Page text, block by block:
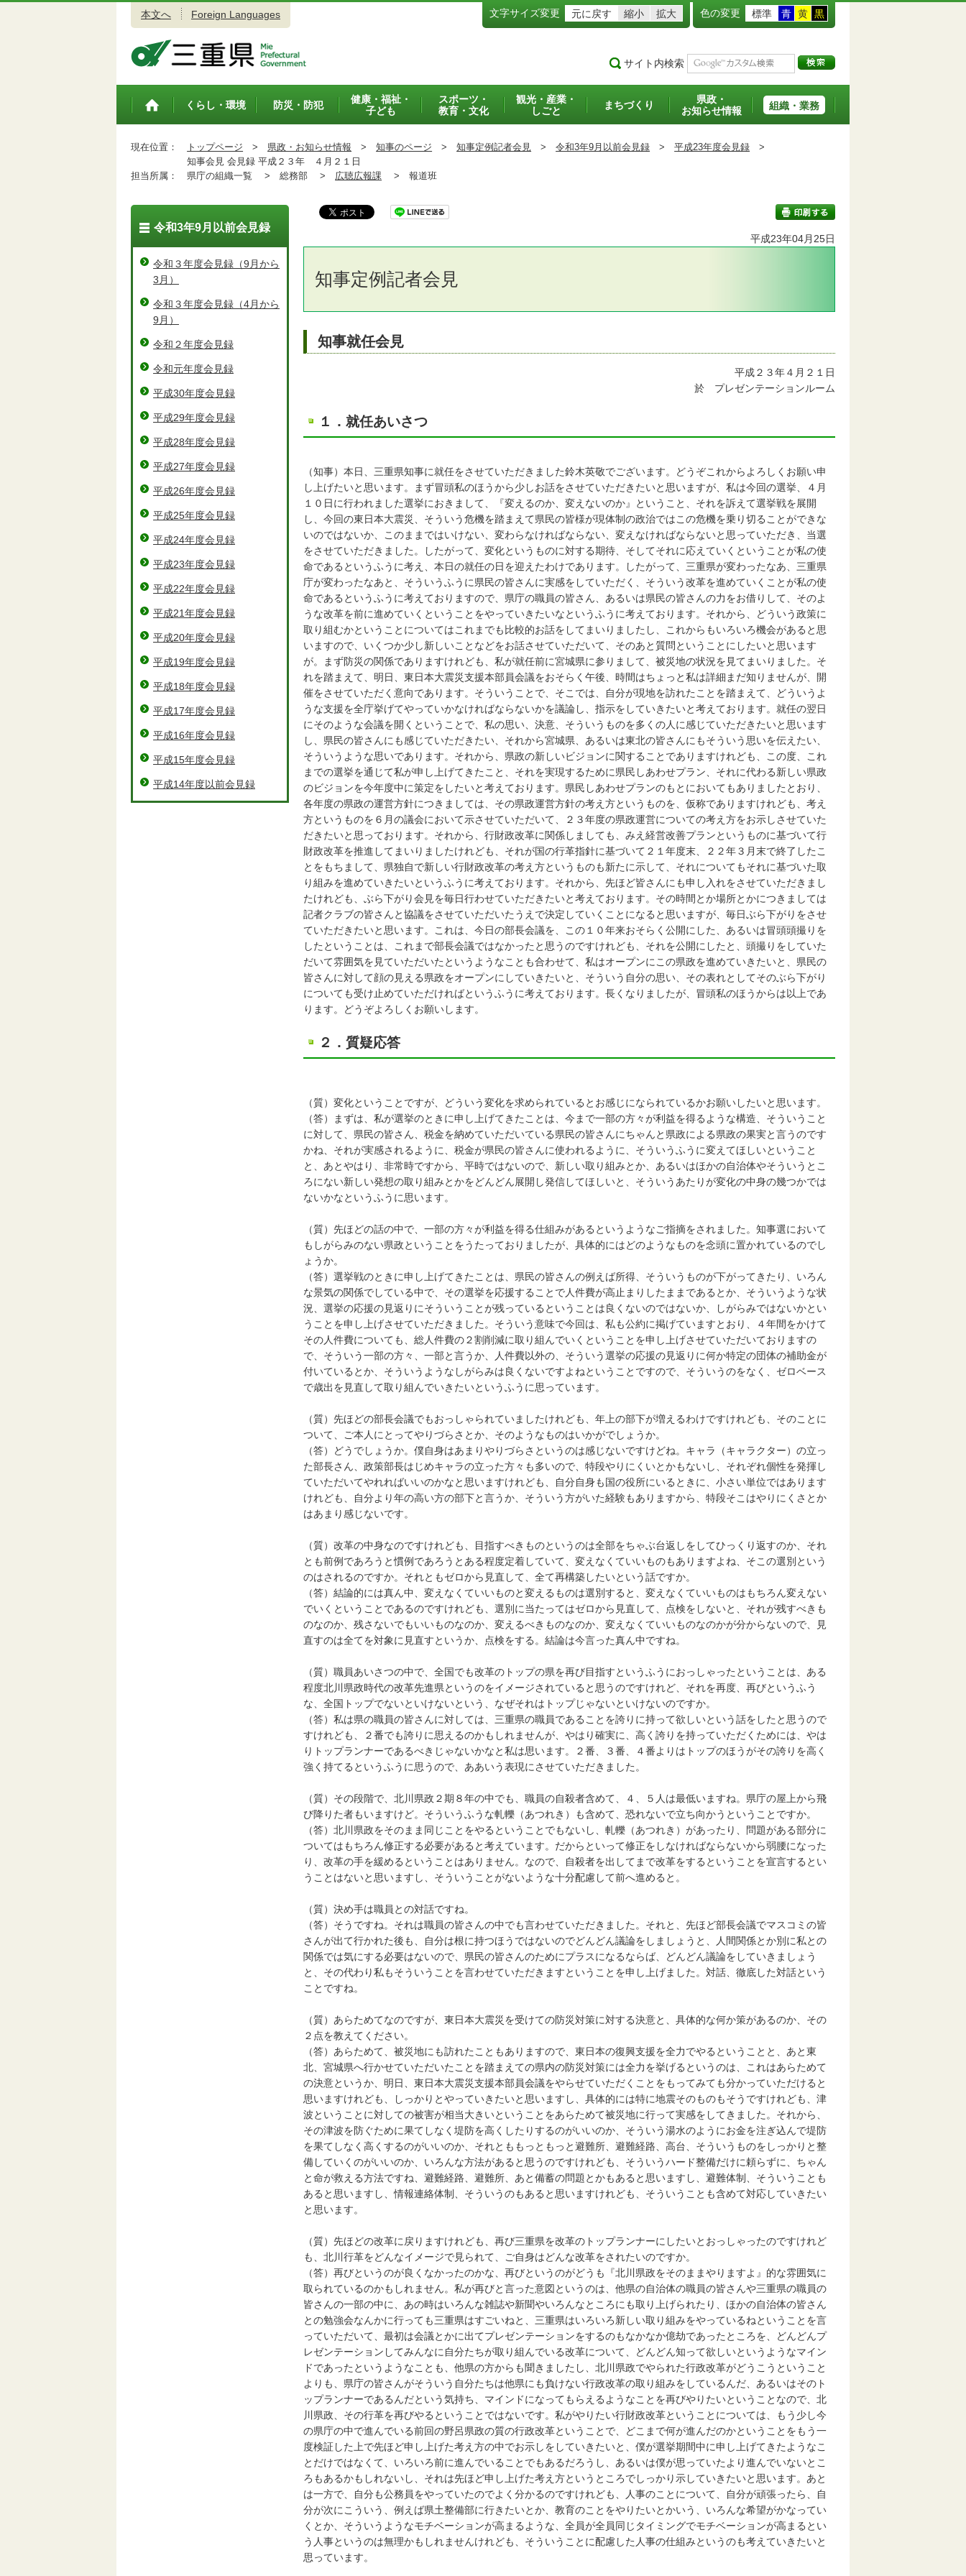
本文へ Foreign Languages 文字サイズ変更 元に戻す 縮小 拡大 色の変更 標準 青 黄 黒
サイト内検索
トップペ
くらし・環境 防災・防犯
健康・福祉・
子ども
スポーツ・
教育・文化
観光・産業・
しごと
まちづくり
県政・
お知らせ情報
組織・業務
現在位置： トップページ > 県政・お知らせ情報 > 知事のページ > 知事定例記者会見 > 令和3年9月以前会見録 > 平成23年度会見録 >
知事会見 会見録 平成２３年 ４月２１日
担当所属：
県庁の組織一覧 > 総務部 > 広聴広報課 > 報道班
平成23年04月25日
知事定例記者会見
知事就任会見
平成２３年４月２１日
於 プレゼンテーションルーム
１．就任あいさつ
（知事）本日、三重県知事に就任をさせていただきました鈴木英敬でございます。どうぞこれからよろしくお願い申
し上げたいと思います。まず冒頭私のほうから少しお話をさせていただきたいと思いますが、私は今回の選挙、４月
１０日に行われました選挙におきまして、『変えるのか、変えないのか』ということ、それを訴えて選挙戦を展開
し、今回の東日本大震災、そういう危機を踏まえて県民の皆様が現体制の政治ではこの危機を乗り切ることができな
いのではないか、このままではいけない、変わらなければならない、変えなければならないと思っていただき、当選
をさせていただきました。したがって、変化というものに対する期待、そしてそれに応えていくということが私の使
命であるというふうに考え、本日の就任の日を迎えたわけであります。したがって、三重県が変わったなあ、三重県
庁が変わったなあと、そういうふうに県民の皆さんに実感をしていただく、そういう改革を進めていくことが私の使
命であるというふうに考えておりますので、県庁の職員の皆さん、あるいは県民の皆さんの力をお借りして、そのよ
うな改革を前に進めていくということをやっていきたいなというふうに考えております。それから、どういう政策に
取り組むかということについてはこれまでも比較的お話をしてまいりましたし、これからもいろいろ機会があると思
いますので、いくつか少し新しいことなどをお話させていただいて、そのあと質問ということにしたいと思います
が。まず防災の関係でありますけれども、私が就任前に宮城県に参りまして、被災地の状況を見てまいりました。そ
れを踏まえて、明日、東日本大震災支援本部員会議をおそらく午後、時間はちょっと私は詳細まだ知りませんが、開
催をさせていただく意向であります。そういうことで、そこでは、自分が現地を訪れたことを踏まえて、どういうよ
うな支援を全庁挙げてやっていかなければならないかを議論し、指示をしていきたいと考えております。就任の翌日
にそのような会議を開くということで、私の思い、決意、そういうものを多くの人に感じていただきたいと思います
し、県民の皆さんにも感じていただきたい、それから宮城県、あるいは東北の皆さんにもそういう思いを伝えたい、
そういうような思いであります。それから、県政の新しいビジョンに関することでありますけれども、この度、これ
までの選挙を通じて私が申し上げてきたこと、それを実現するために県民しあわせプラン、それに代わる新しい県政
のビジョンを今年度中に策定をしたいと考えております。県民しあわせプランのもとにおいてもありましたとおり、
各年度の県政の運営方針につきましては、その県政運営方針の考え方というものを、仮称でありますけれども、考え
方というものを６月の議会において示させていただいて、２３年度の県政運営についての考え方をお示しさせていた
だきたいと思っております。それから、行財政改革に関係しましても、みえ経営改善プランというものに基づいて行
財政改革を推進してまいりましたけれども、それが国の行革指針に基づいて２１年度末、２２年３月末で終了したこ
とをもちまして、県独自で新しい行財政改革の考え方というものも新たに示して、それについてもそれに基づいた取
り組みを進めていきたいというふうに考えております。それから、先ほど皆さんにも申し入れをさせていただきまし
たけれども、ぶら下がり会見を毎日行わせていただきたいと考えております。その時間とか場所とかにつきましては
記者クラブの皆さんと協議をさせていただいたうえで決定していくことになると思いますが、毎日ぶら下がりをさせ
ていただきたいと思います。これは、今日の部長会議を、この１０年来おそらく公開にした、あるいは冒頭頭撮りを
したということは、これまで部長会議ではなかったと思うのですけれども、それを公開にしたと、頭撮りをしていた
だいて雰囲気を見ていただいたというようなことも合わせて、私はオープンにこの県政を進めていきたいと、県民の
皆さんに対して顔の見える県政をオープンにしていきたいと、そういう自分の思い、その表れとしてそのぶら下がり
についても受け止めていただければというふうに考えております。長くなりましたが、冒頭私のほうからは以上であ
ります。どうぞよろしくお願いします。
２．質疑応答
（質）変化ということですが、どういう変化を求められているとお感じになられているかお願いしたいと思います。
（答）まずは、私が選挙のときに申し上げてきたことは、今まで一部の方々が利益を得るような構造、そういうこと
に対して、県民の皆さん、税金を納めていただいている県民の皆さんにちゃんと県政による県政の果実と言うのです
かね、それが実感されるように、税金が県民の皆さんに使われるように、そういうふうに変えてほしいということ
と、あとやはり、非常時ですから、平時ではないので、新しい取り組みとか、あるいはほかの自治体やそういうとこ
ろにない新しい発想の取り組みとかをどんどん展開し発信してほしいと、そういうあたりが変化の中身の幾つかでは
ないかなというふうに思います。
（質）先ほどの話の中で、一部の方々が利益を得る仕組みがあるというようなご指摘をされました。知事選において
もしがらみのない県政ということをうたっておりましたが、具体的にはどのようなものを念頭に置かれているのでし
ょうか。
（答）選挙戦のときに申し上げてきたことは、県民の皆さんの例えば所得、そういうものが下がってきたり、いろん
な景気の関係でしている中で、その選挙を応援することで人件費が高止まりしたままであるとか、そういうような状
況、選挙の応援の見返りにそういうことが残っているということは良くないのではないか、しがらみではないかとい
うことを申し上げさせていただきました。そういう意味で今回は、私も公約に掲げていますとおり、４年間をかけて
その人件費についても、総人件費の２割削減に取り組んでいくということを申し上げさせていただいておりますの
で、そういう一部の方々、一部と言うか、人件費以外の、そういう選挙の応援の見返りに何か特定の団体の補助金が
付いているとか、そういうようなしがらみは良くないですよねということですので、そういうのをなく、ゼロベース
で歳出を見直して取り組んでいきたいというふうに思っています。
（質）先ほどの部長会議でもおっしゃられていましたけれども、年上の部下が増えるわけですけれども、そのことに
ついて、ご本人にとってやりづらさとか、そのようなものはいかがでしょうか。
（答）どうでしょうか。僕自身はあまりやりづらさというのは感じないですけどね。キャラ（キャラクター）の立っ
た部長さん、政策部長はじめキャラの立った方々も多いので、特段やりにくいとかもないし、それぞれ個性を発揮し
ていただいてやれればいいのかなと思いますけれども、自分自身も国の役所にいるときに、小さい単位ではあります
けれども、自分より年の高い方の部下と言うか、そういう方がいた経験もありますから、特段そこはやりにくさとか
はあまり感じないです。
（質）改革の中身なのですけれども、目指すべきものというのは全部をちゃぶ台返しをしてひっくり返すのか、それ
とも前例であろうと慣例であろうとある程度定着していて、変えなくていいものもありますよね、そこの選別という
のはされるのですか。それともゼロから見直して、全て再構築したいという話ですか。
（答）結論的には真ん中、変えなくていいものと変えるものは選別すると、変えなくていいものはもちろん変えない
でいくということであるのですけれども、選別に当たってはゼロから見直して、点検をしないと、それが残すべきも
のなのか、残さないでもいいものなのか、変えるべきものなのか、変えなくていいものなのかが分からないので、見
直すのは全てを対象に見直すというか、点検をする。結論は今言った真ん中ですね。
（質）職員あいさつの中で、全国でも改革のトップの県を再び目指すというふうにおっしゃったということは、ある
程度北川県政時代の改革先進県というのをイメージされていると思うのですけれど、それを再度、再びというふう
な、全国トップでないといけないという、なぜそれはトップじゃないといけないのですか。
（答）私は県の職員の皆さんに対しては、三重県の職員であることを誇りに持って欲しいという話をしたと思うので
すけれども、２番でも誇りに思えるのかもしれませんが、やはり確実に、高く誇りを持っていただくためには、やは
りトップランナーであるべきじゃないかなと私は思います。２番、３番、４番よりはトップのほうがその誇りを高く
強く持てるというふうに思うので、ああいう表現にさせていただきました。
（質）その段階で、北川県政２期８年の中でも、職員の自殺者含めて、４、５人は最低いますね。県庁の屋上から飛
び降りた者もいますけど。そういうふうな軋轢（あつれき）も含めて、恐れないで立ち向かうということですか。
（答）北川県政をそのまま同じことをやるということでもないし、軋轢（あつれき）があったり、問題がある部分に
ついてはもちろん修正する必要があると考えています。だからといって修正をしなければならないから弱腰になった
り、改革の手を緩めるということはありません。なので、自殺者を出してまで改革をするということを宣言するとい
うことはないと思いますし、そういうことがないような十分配慮して前へ進めると。
（質）決め手は職員との対話ですね。
（答）そうですね。それは職員の皆さんの中でも言わせていただきました。それと、先ほど部長会議でマスコミの皆
さんが出て行かれた後も、自分は根に持つほうではないのでどんどん議論をしましょうと、人間関係とか別に私との
関係では気にする必要はないので、県民の皆さんのためにプラスになるならば、どんどん議論をしていきましょう
と、その代わり私もそういうことを言わせていただきますということを申し上げました。対話、徹底した対話という
ことですね。
（質）あらためてなのですが、東日本大震災を受けての防災対策に対する決意と、具体的な何か策があるのか、その
２点を教えてください。
（答）あらためて、被災地にも訪れたこともありますので、東日本の復興支援を全力でやるということと、あと東
北、宮城県へ行かせていただいたことを踏まえての県内の防災対策には全力を挙げるというのは、これはあらためて
の決意というか、明日、東日本大震災支援本部員会議をやらせていただくことをもってみても分かっていただけると
思いますけれども、しっかりとやっていきたいと思いますし、具体的には特に地震そのものもそうですけれども、津
波ということに対しての被害が相当大きいということをあらためて被災地に行って実感をしてきました。それから、
その津波を防ぐために果てしなく堤防を高くしたりするのがいいのか、そういう湯水のようにお金を注ぎ込んで堤防
を果てしなく高くするのがいいのか、それとももっともっと避難所、避難経路、高台、そういうものをしっかりと整
備していくのがいいのか、いろんな方法があると思うのですけれども、そういうハード整備だけに頼らずに、ちゃん
と命が救える方法ですね、避難経路、避難所、あと備蓄の問題とかもあると思いますし、避難体制、そういうことも
あると思いますし、情報連絡体制、そういうのもあると思いますけれども、そういうことも含めて対応していきたい
と思います。
（質）先ほどの改革に戻りますけれども、再び三重県を改革のトップランナーにしたいとおっしゃったのですけれど
も、北川行革をどんなイメージで見られて、ご自身はどんな改革をされたいのですか。
（答）再びというのが良くなかったのかな、再びというのがどうも『北川県政をそのままやりますよ』的な雰囲気に
取られているのかもしれません。私が再びと言った意図というのは、他県の自治体の職員の皆さんや三重県の職員の
皆さんの一部の中に、あの時はいろんな雑誌や新聞やいろんなところにも取り上げられたり、ほかの自治体の皆さん
との勉強会なんかに行っても三重県はすごいねと、三重県はいろいろ新しい取り組みをやっているねということを言
っていただいて、最初は会議とかに出てプレゼンテーションをするのもなかなか億劫であったところを、どんどんプ
レゼンテーションしてみんなに自分たちが取り組んでいる改革について、どんどん知って欲しいというようなマイン
ドであったというようなことも、他県の方からも聞きましたし、北川県政でやられた行政改革がどうこうということ
よりも、県庁の皆さんがそういう自分たちは他県にも負けない行政改革の取り組みをしているんだ、あるいはそのト
ップランナーであるんだという気持ち、マインドになってもらえるようなことを再びやりたいということなので、北
川県政、その行革を再びやるということではないです。私がやりたい行財政改革ということについては、もう少し今
の県庁の中で進んでいる前回の野呂県政の質の行政改革ということで、どこまで何が進んだのかということをもう一
度検証した上で先ほど申し上げた考え方の中でお示しをしていきたいと、僕が選挙期間中に申し上げてきたようなこ
とだけではなくて、いろいろ前に進んでいることでもあるだろうし、あるいは僕が思っていたより進んでいないとこ
ろもあるかもしれないし、それは先ほど申し上げた考え方というところでしっかり示していきたいと思います。あと
は一方で、自分も公務員をやっていたのでよく分かるのですけれども、人事のことについて、自分が頑張ったら、自
分が次にこういう、例えば県土整備部に行きたいとか、教育のことをやりたいとかいう、いろんな希望がかなってい
くとか、そういうようなモチベーションが高まるような、全員が全員同じタイミングでモチベーションが高まるとい
う人事というのは無理かもしれませんけれども、そういうことに配慮した人事の仕組みというのも考えていきたいと
思っています。
令和3年9月以前会見録
令和３年度会見録（9月から
3月）
令和３年度会見録（4月から
9月）
令和２年度会見録
令和元年度会見録
平成30年度会見録
平成29年度会見録
平成28年度会見録
平成27年度会見録
平成26年度会見録
平成25年度会見録
平成24年度会見録
平成23年度会見録
平成22年度会見録
平成21年度会見録
平成20年度会見録
平成19年度会見録
平成18年度会見録
平成17年度会見録
平成16年度会見録
平成15年度会見録
平成14年度以前会見録